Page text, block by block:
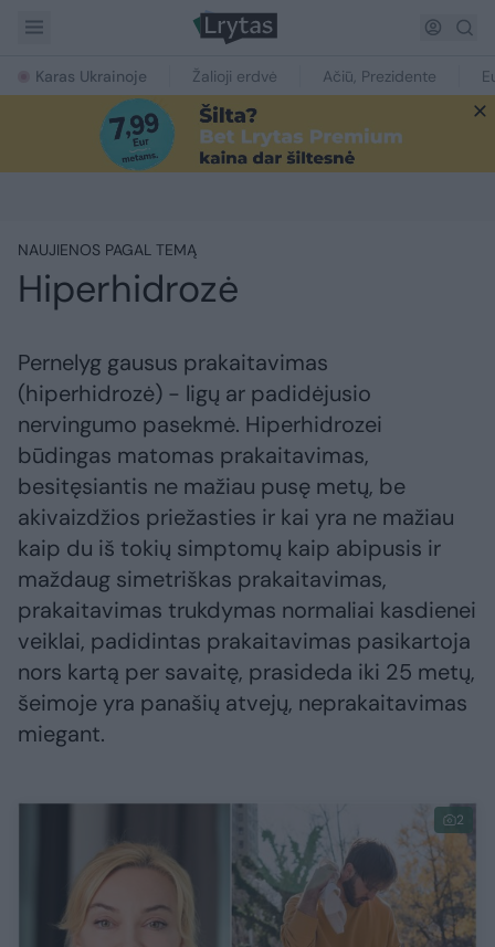
Karas Ukrainoje Žalioji erdvė Ačiū, Prezidente
NAUJIENOS PAGAL TEMĄ
Hiperhidrozė
Pernelyg gausus prakaitavimas
(hiperhidrozė) - ligų ar padidėjusio
nervingumo pasekmė. Hiperhidrozei
būdingas matomas prakaitavimas,
besitęsiantis ne mažiau pusę metų, be
akivaizdžios priežasties ir kai yra ne mažiau
kaip du iš tokių simptomų kaip abipusis ir
maždaug simetriškas prakaitavimas,
prakaitavimas trukdymas normaliai kasdienei
veiklai, padidintas prakaitavimas pasikartoja
nors kartą per savaitę, prasideda iki 25 metų,
šeimoje yra panašių atvejų, neprakaitavimas
miegant.
2